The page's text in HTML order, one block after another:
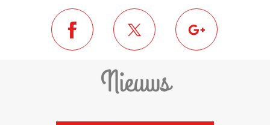
Nieuws